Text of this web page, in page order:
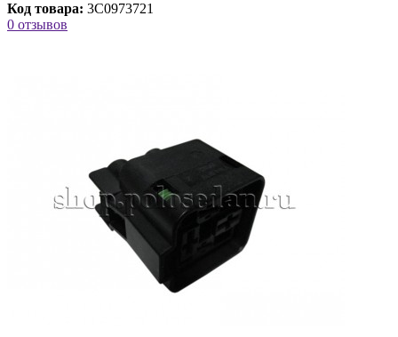
Код товара: 3C0973721
0 отзывов